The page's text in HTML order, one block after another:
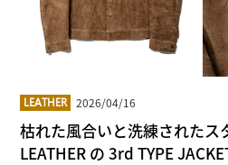
LEATHER 2026/04/16
枯れた風合いと洗練されたス
LEATHER の 3rd TYPE